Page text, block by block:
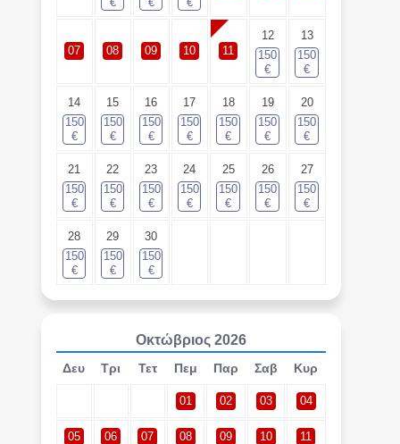
€
€
€
07 08 09 10 11
12
150
€
13
150
€
14
150
€
15
150
€
16
150
€
17
150
€
18
150
€
19
150
€
20
150
€
21
150
€
22
150
€
23
150
€
24
150
€
25
150
€
26
150
€
27
150
€
28
150
€
29
150
€
30
150
€
Οκτώβριος 2026
Δευ Τρι Τετ Πεμ Παρ Σαβ Κυρ
01 02 03 04
05 06 07 08 09 10 11